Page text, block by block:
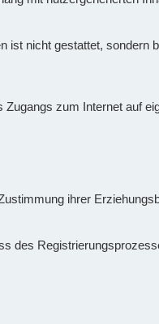
ist nicht gestattet, sondern
zum Internet auf
ihrer
des